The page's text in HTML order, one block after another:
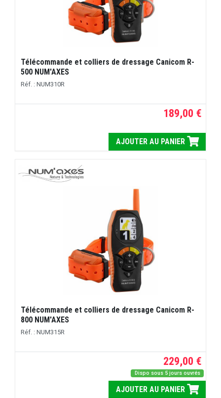
Télécommande et colliers de dressage Canicom R-
500 NUM'AXES
Réf. : NUM310R
189,00 €
AJOUTER AU PANIER
Télécommande et colliers de dressage Canicom R-
800 NUM'AXES
Réf. : NUM315R
229,00 €
Dispo sous 5 jours ouvrés
AJOUTER AU PANIER